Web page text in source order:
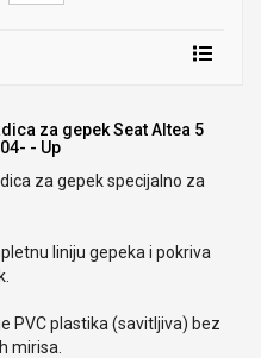
za gepek Seat Altea 5
- Up
za gepek specijalno za
liniju gepeka i pokriva
PVC plastika (savitljiva) bez
mirisa.